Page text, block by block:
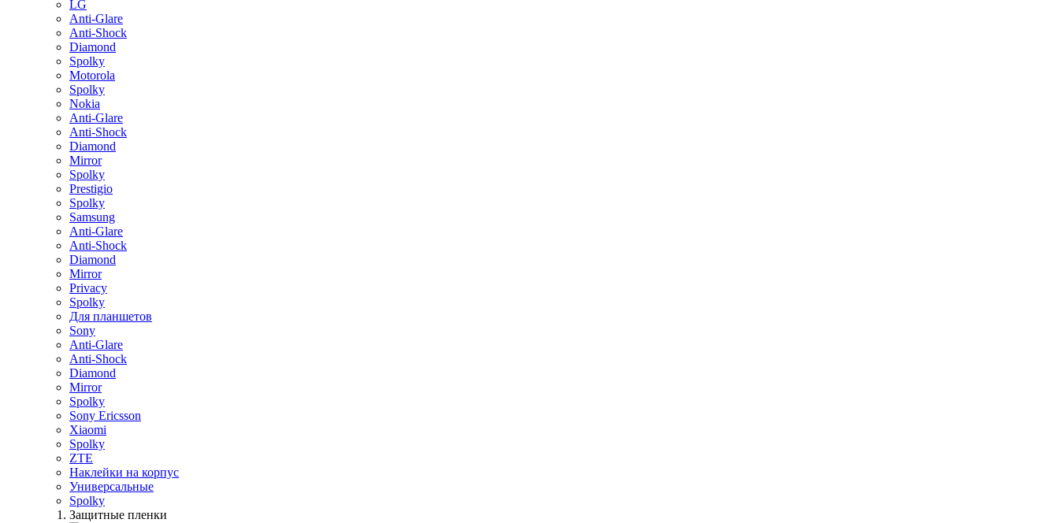
LG
Anti-Glare
Anti-Shock
Diamond
Spolky
Motorola
Spolky
Nokia
Anti-Glare
Anti-Shock
Diamond
Mirror
Spolky
Prestigio
Spolky
Samsung
Anti-Glare
Anti-Shock
Diamond
Mirror
Privacy
Spolky
Для планшетов
Sony
Anti-Glare
Anti-Shock
Diamond
Mirror
Spolky
Sony Ericsson
Xiaomi
Spolky
ZTE
Наклейки на корпус
Универсальные
Spolky
Защитные пленки